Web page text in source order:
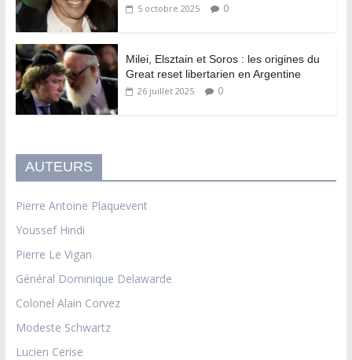
5 octobre 2025 0
Milei, Elsztain et Soros : les origines du
Great reset libertarien en Argentine
26 juillet 2025 0
AUTEURS
Pierre Antoine Plaquevent
Youssef Hindi
Pierre Le Vigan
Général Dominique Delawarde
Colonel Alain Corvez
Modeste Schwartz
Lucien Cerise